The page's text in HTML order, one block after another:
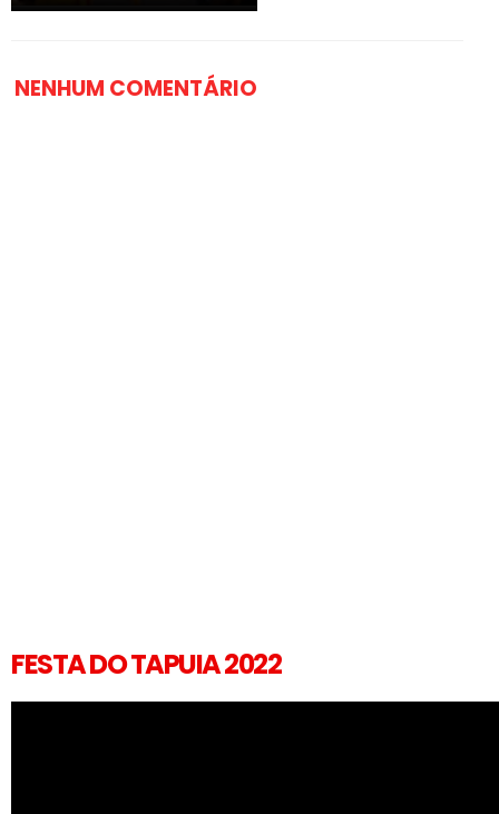
NENHUM COMENTÁRIO
FESTA DO TAPUIA 2022